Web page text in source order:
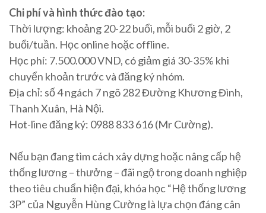
Chi phí và hình thức đào tạo:
Thời lượng: khoảng 20-22 buổi, mỗi buổi 2 giờ, 2
buổi/tuần. Học online hoặc offline.
Học phí: 7.500.000 VND, có giảm giá 30-35% khi
chuyển khoản trước và đăng ký nhóm.
Địa chỉ: số 4 ngách 7 ngõ 282 Đường Khương Đình,
Thanh Xuân, Hà Nội.
Hot-line đăng ký: 0988 833 616 (Mr Cường).
Nếu bạn đang tìm cách xây dựng hoặc nâng cấp hệ
thống lương – thưởng – đãi ngộ trong doanh nghiệp
theo tiêu chuẩn hiện đại, khóa học “Hệ thống lương
3P” của Nguyễn Hùng Cường là lựa chọn đáng cân